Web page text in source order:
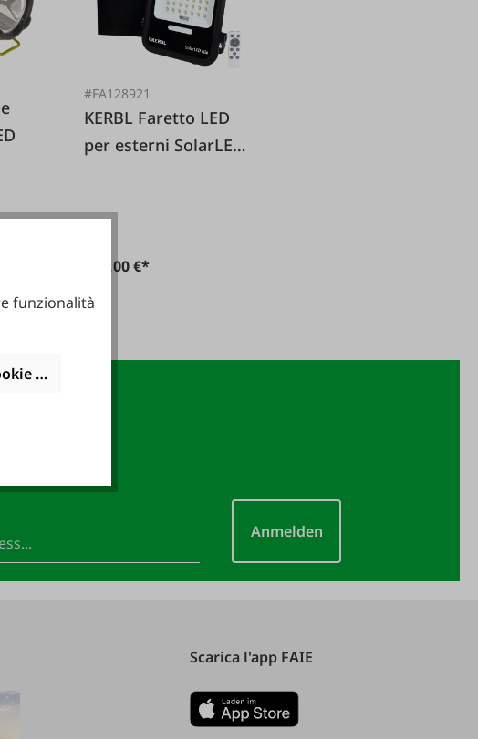
#FA128921
KERBL Faretto LED
per esterni SolarLED
109,00 €*
Anmelden
Scarica l'app FAIE
funzionalità
funzionali